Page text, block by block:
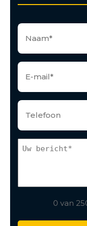
0 van